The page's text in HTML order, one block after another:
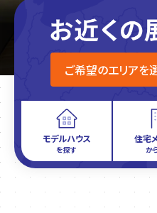
モデルハウス
を探す
住宅
か